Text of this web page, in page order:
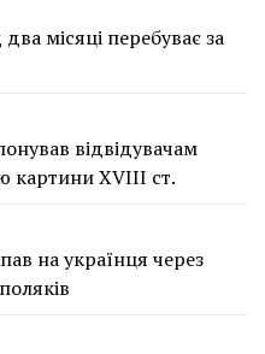
місяці перебуває за
відвідувачам
картини XVIII ст.
на українця через